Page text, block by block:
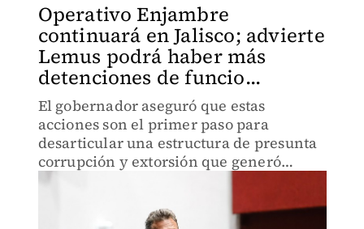
Operativo Enjambre
continuará en Jalisco; advierte
Lemus podrá haber más
detenciones de funcio...
El gobernador aseguró que estas
acciones son el primer paso para
desarticular una estructura de presunta
corrupción y extorsión que generó
"temor" en la población